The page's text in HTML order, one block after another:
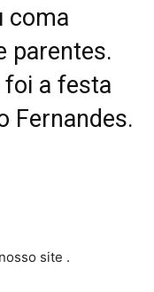
coma
parentes.
a festa
Fernandes.
site .